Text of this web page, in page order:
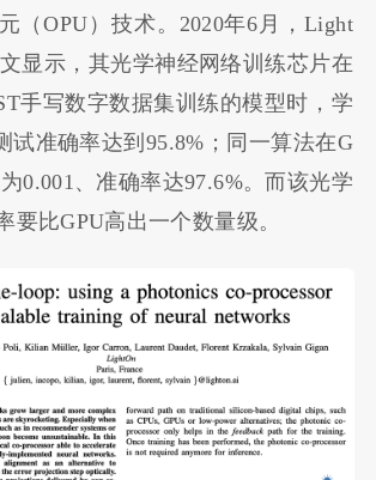
（OPU）技术。2020年6月，Light
显示，其光学神经网络训练芯片在
手写数字数据集训练的模型时，学
试准确率达到95.8%；同一算法在G
0.001、准确率达97.6%。而该光学
要比GPU高出一个数量级。